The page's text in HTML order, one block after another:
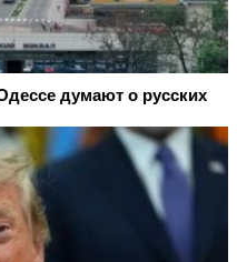
думают о русских